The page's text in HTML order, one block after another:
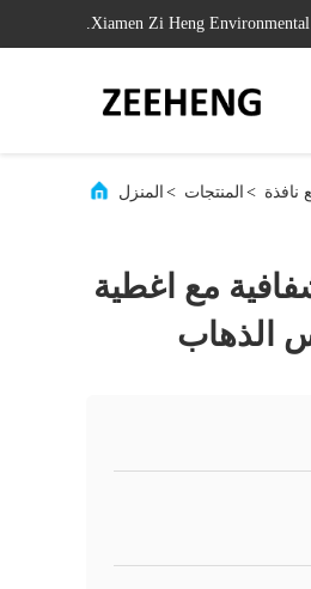
Xiamen Zi Heng
المنزل > المنتجات >
مع اغطية
الذهاب